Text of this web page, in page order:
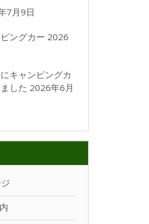
7月9日
ングカー 2026
キャンピングカ
した 2026年6月